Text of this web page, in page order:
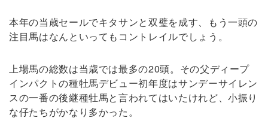
本年の当歳セールでキタサンと双璧を成す、もう一頭の
注目馬はなんといってもコントレイルでしょう。
上場馬の総数は当歳では最多の20頭。その父ディープ
インパクトの種牡馬デビュー初年度はサンデーサイレン
スの一番の後継種牡馬と言われてはいたけれど、小振り
な仔たちがかなり多かった。